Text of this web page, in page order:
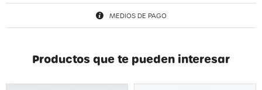
MEDIOS DE PAGO
Productos que te pueden interesar